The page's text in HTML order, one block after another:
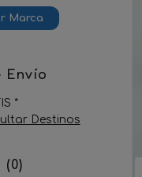
Envío
*
Destinos
(0)